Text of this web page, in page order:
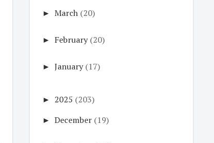
► March (20)
► February (20)
► January (17)
► 2025 (203)
► December (19)